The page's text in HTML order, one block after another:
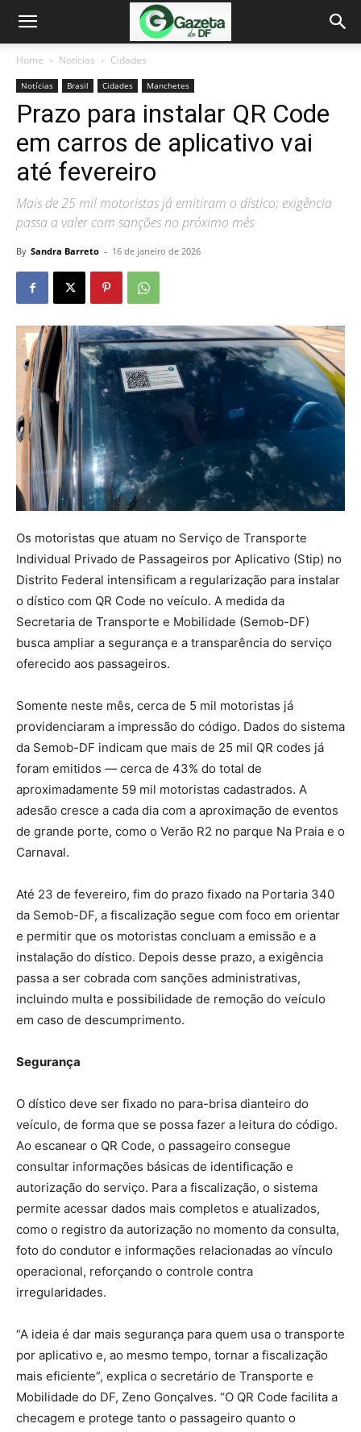
Home Notícias Cidades
Notícias Brasil Cidades Manchetes
Prazo para instalar QR Code
em carros de aplicativo vai
até fevereiro
Mais de 25 mil motoristas já emitiram o dístico; exigência
passa a valer com sanções no próximo mês
By Sandra Barreto - 16 de janeiro de 2026
Os motoristas que atuam no Serviço de Transporte
Individual Privado de Passageiros por Aplicativo (Stip) no
Distrito Federal intensificam a regularização para instalar
o dístico com QR Code no veículo. A medida da
Secretaria de Transporte e Mobilidade (Semob-DF)
busca ampliar a segurança e a transparência do serviço
oferecido aos passageiros.
Somente neste mês, cerca de 5 mil motoristas já
providenciaram a impressão do código. Dados do sistema
da Semob-DF indicam que mais de 25 mil QR codes já
foram emitidos — cerca de 43% do total de
aproximadamente 59 mil motoristas cadastrados. A
adesão cresce a cada dia com a aproximação de eventos
de grande porte, como o Verão R2 no parque Na Praia e o
Carnaval.
Até 23 de fevereiro, fim do prazo fixado na Portaria 340
da Semob-DF, a fiscalização segue com foco em orientar
e permitir que os motoristas concluam a emissão e a
instalação do dístico. Depois desse prazo, a exigência
passa a ser cobrada com sanções administrativas,
incluindo multa e possibilidade de remoção do veículo
em caso de descumprimento.
Segurança
O dístico deve ser fixado no para-brisa dianteiro do
veículo, de forma que se possa fazer a leitura do código.
Ao escanear o QR Code, o passageiro consegue
consultar informações básicas de identificação e
autorização do serviço. Para a fiscalização, o sistema
permite acessar dados mais completos e atualizados,
como o registro da autorização no momento da consulta,
foto do condutor e informações relacionadas ao vínculo
operacional, reforçando o controle contra
irregularidades.
“A ideia é dar mais segurança para quem usa o transporte
por aplicativo e, ao mesmo tempo, tornar a fiscalização
mais eficiente”, explica o secretário de Transporte e
Mobilidade do DF, Zeno Gonçalves. “O QR Code facilita a
checagem e protege tanto o passageiro quanto o